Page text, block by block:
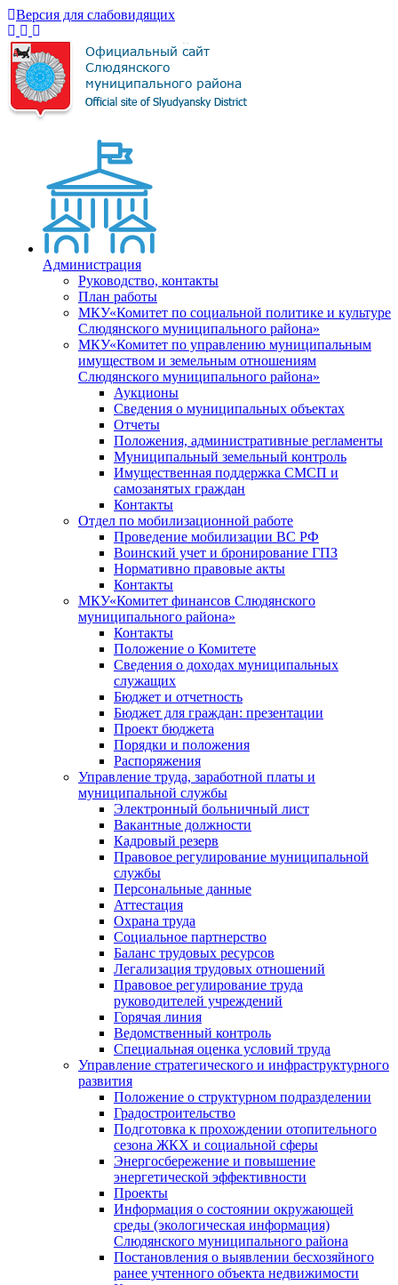
Версия для слабовидящих
Администрация
Руководство, контакты
План работы
МКУ«Комитет по социальной политике и культуре
Слюдянского муниципального района»
МКУ«Комитет по управлению муниципальным
имуществом и земельным отношениям
Слюдянского муниципального района»
Аукционы
Сведения о муниципальных объектах
Отчеты
Положения, административные регламенты
Муниципальный земельный контроль
Имущественная поддержка СМСП и
самозанятых граждан
Контакты
Отдел по мобилизационной работе
Проведение мобилизации ВС РФ
Воинский учет и бронирование ГПЗ
Нормативно правовые акты
Контакты
МКУ«Комитет финансов Слюдянского
муниципального района»
Контакты
Положение о Комитете
Сведения о доходах муниципальных
служащих
Бюджет и отчетность
Бюджет для граждан: презентации
Проект бюджета
Порядки и положения
Распоряжения
Управление труда, заработной платы и
муниципальной службы
Электронный больничный лист
Вакантные должности
Кадровый резерв
Правовое регулирование муниципальной
службы
Персональные данные
Аттестация
Охрана труда
Социальное партнерство
Баланс трудовых ресурсов
Легализация трудовых отношений
Правовое регулирование труда
руководителей учреждений
Горячая линия
Ведомственный контроль
Специальная оценка условий труда
Управление стратегического и инфраструктурного
развития
Положение о структурном подразделении
Градостроительство
Подготовка к прохождении отопительного
сезона ЖКХ и социальной сферы
Энергосбережение и повышение
энергетической эффективности
Проекты
Информация о состоянии окружающей
среды (экологическая информация)
Слюдянского муниципального района
Постановления о выявлении бесхозяйного
ранее учтенного объекта недвижимости